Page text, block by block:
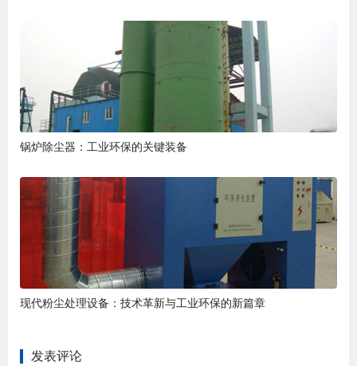
锅炉除尘器：工业环保的关键装备
现代粉尘处理设备：技术革新与工业环保的新篇章
发表评论